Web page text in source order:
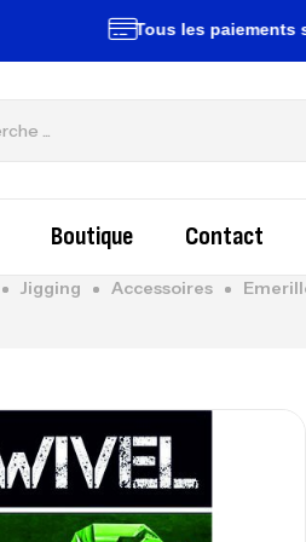
Tous les paiements sont
Boutique Contact
Jigging Accessoires